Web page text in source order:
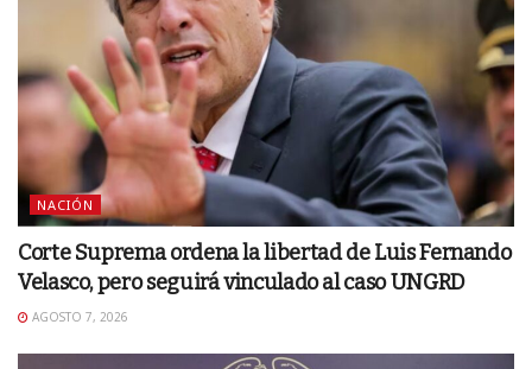
NACIÓN
Corte Suprema ordena la libertad de Luis Fernando
Velasco, pero seguirá vinculado al caso UNGRD
AGOSTO 7, 2026